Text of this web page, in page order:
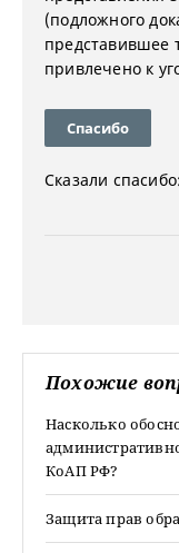
(подложного
представившее
привлечено к
Спасибо
Сказали спасибо:
Похожие
Насколько
КоАП РФ?
Защита прав